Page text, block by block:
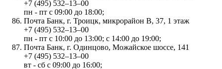
+7 (495) 532‒13‒00
пн - пт с 09:00 до 18:00;
Почта Банк, г. Троицк, микрорайон В, 37, 1 этаж
+7 (495) 532‒13‒00
пн - пт с 10:00 до 13:00; с 14:00 до 19:00;
Почта Банк, г. Одинцово, Можайское шоссе, 141
+7 (495) 532‒13‒00
вт - сб с 09:00 до 16:00;